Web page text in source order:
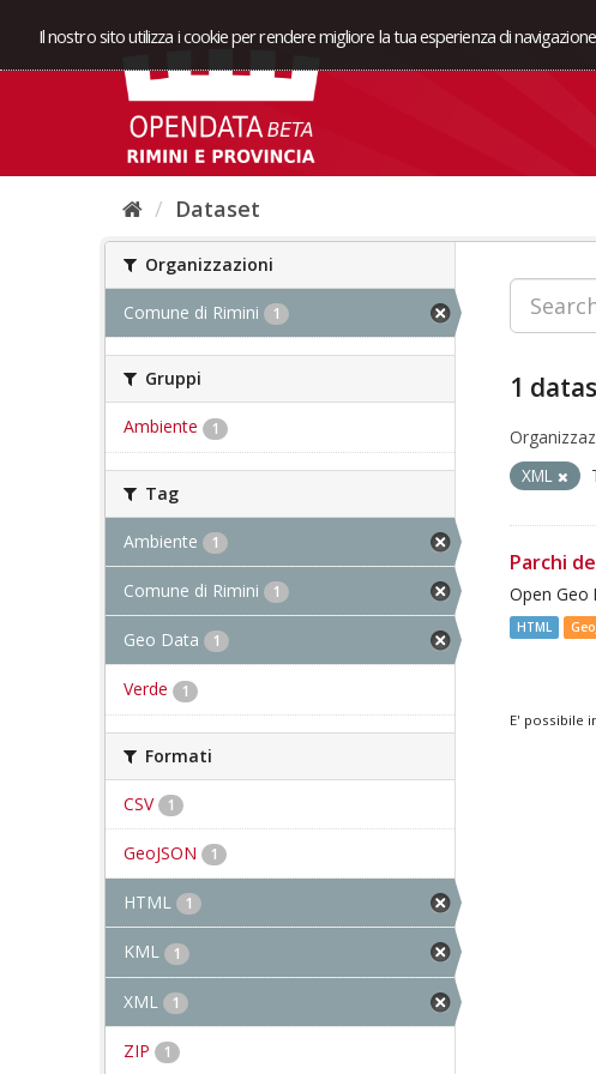
Il nostro sito utilizza i cookie per rendere migliore la tua esperienza di
Dataset
Organizzazioni
Comune di Rimini 1
Gruppi
Ambiente 1
Tag
Ambiente 1
Comune di Rimini 1
Geo Data 1
Verde 1
Formati
CSV 1
GeoJSON 1
HTML 1
KML 1
XML 1
ZIP 1
1
XML
Parchi
Open Geo
HTML
E' possibile